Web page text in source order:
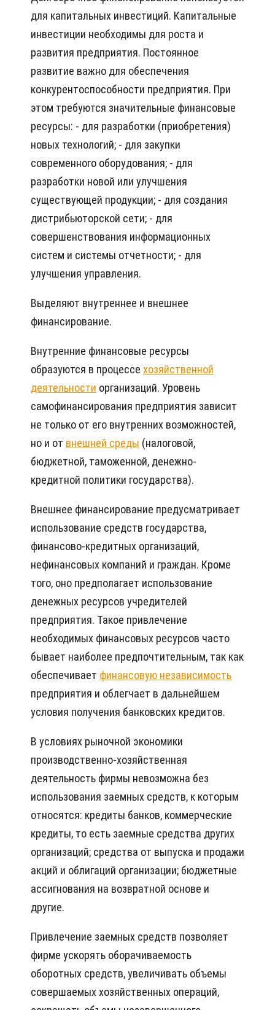
для капитальных инвестиций. Капитальные
инвестиции необходимы для роста и
развития предприятия. Постоянное
развитие важно для обеспечения
конкурентоспособности предприятия. При
этом требуются значительные финансовые
ресурсы: - для разработки (приобретения)
новых технологий; - для закупки
современного оборудования; - для
разработки новой или улучшения
существующей продукции; - для создания
дистрибьюторской сети; - для
совершенствования информационных
систем и системы отчетности; - для
улучшения управления.
Выделяют внутреннее и внешнее
финансирование.
Внутренние финансовые ресурсы
образуются в процессе хозяйственной
деятельности организаций. Уровень
самофинансирования предприятия зависит
не только от его внутренних возможностей,
но и от внешней среды (налоговой,
бюджетной, таможенной, денежно-
кредитной политики государства).
Внешнее финансирование предусматривает
использование средств государства,
финансово-кредитных организаций,
нефинансовых компаний и граждан. Кроме
того, оно предполагает использование
денежных ресурсов учредителей
предприятия. Такое привлечение
необходимых финансовых ресурсов часто
бывает наиболее предпочтительным, так как
обеспечивает финансовую независимость
предприятия и облегчает в дальнейшем
условия получения банковских кредитов.
В условиях рыночной экономики
производственно-хозяйственная
деятельность фирмы невозможна без
использования заемных средств, к которым
относятся: кредиты банков, коммерческие
кредиты, то есть заемные средства других
организаций; средства от выпуска и продажи
акций и облигаций организации; бюджетные
ассигнования на возвратной основе и
другие.
Привлечение заемных средств позволяет
фирме ускорять оборачиваемость
оборотных средств, увеличивать объемы
совершаемых хозяйственных операций,